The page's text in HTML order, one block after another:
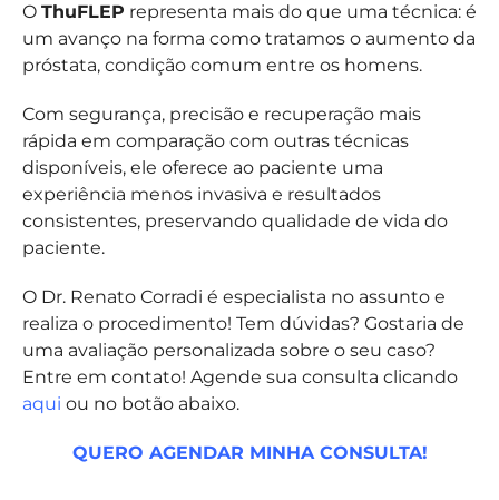
O ThuFLEP representa mais do que uma técnica: é
um avanço na forma como tratamos o aumento da
próstata, condição comum entre os homens.
Com segurança, precisão e recuperação mais
rápida em comparação com outras técnicas
disponíveis, ele oferece ao paciente uma
experiência menos invasiva e resultados
consistentes, preservando qualidade de vida do
paciente.
O Dr. Renato Corradi é especialista no assunto e
realiza o procedimento! Tem dúvidas? Gostaria de
uma avaliação personalizada sobre o seu caso?
Entre em contato! Agende sua consulta clicando
aqui ou no botão abaixo.
QUERO AGENDAR MINHA CONSULTA!